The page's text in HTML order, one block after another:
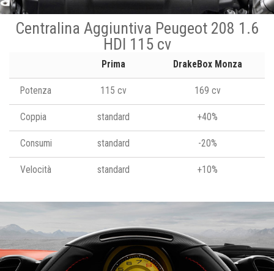
Centralina Aggiuntiva Peugeot 208 1.6
HDI 115 cv
Prima DrakeBox Monza
Potenza 115 cv 169 cv
Coppia standard +40%
Consumi standard -20%
Velocità standard +10%